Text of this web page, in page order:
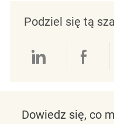
Podziel się tą
Dowiedz się, co